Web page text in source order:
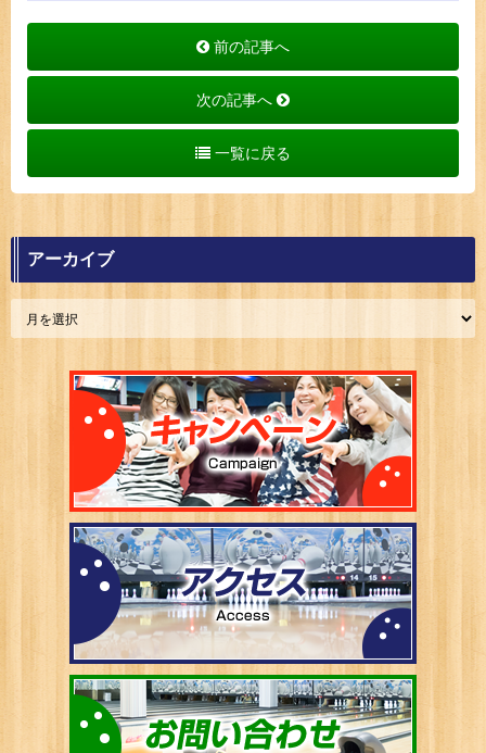
前の記事へ
次の記事へ
一覧に戻る
アーカイブ